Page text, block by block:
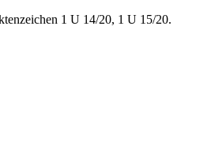
1 U 14/20, 1 U 15/20.